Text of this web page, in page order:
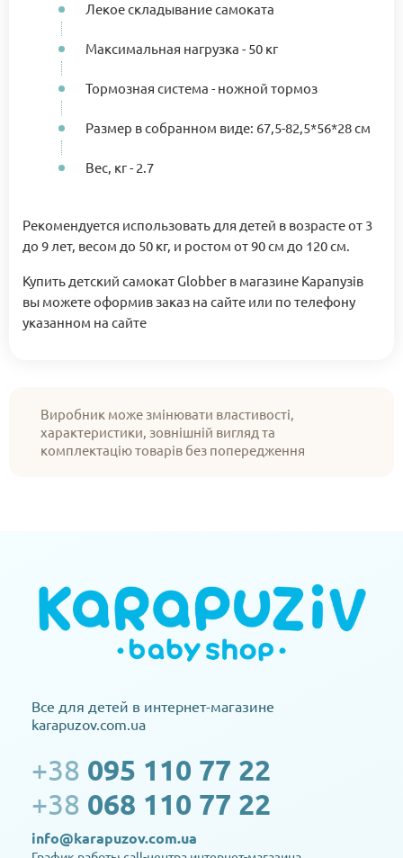
Лекое складывание самоката
Максимальная нагрузка - 50 кг
Тормозная система - ножной тормоз
Размер в собранном виде: 67,5-82,5*56*28 см
Вес, кг - 2.7
Рекомендуется использовать для детей в возрасте от 3
до 9 лет, весом до 50 кг, и ростом от 90 см до 120 см.
Купить детский самокат Globber в магазине Карапузів
вы можете оформив заказ на сайте или по телефону
указанном на сайте
Виробник може змінювати властивості,
характеристики, зовнішній вигляд та
комплектацію товарів без попередження
Все для детей в интернет-магазине
karapuzov.com.ua
+38 095 110 77 22
+38 068 110 77 22
info@karapuzov.com.ua